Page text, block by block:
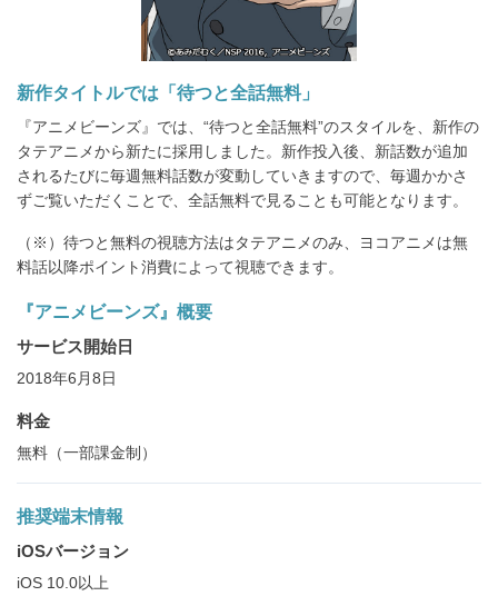
新作タイトルでは「待つと全話無料」
『アニメビーンズ』では、“待つと全話無料”のスタイルを、新作の
タテアニメから新たに採用しました。新作投入後、新話数が追加
されるたびに毎週無料話数が変動していきますので、毎週かかさ
ずご覧いただくことで、全話無料で見ることも可能となります。
（※）待つと無料の視聴方法はタテアニメのみ、ヨコアニメは無
料話以降ポイント消費によって視聴できます。
『アニメビーンズ』概要
サービス開始日
2018年6月8日
料金
無料（一部課金制）
推奨端末情報
iOSバージョン
iOS 10.0以上